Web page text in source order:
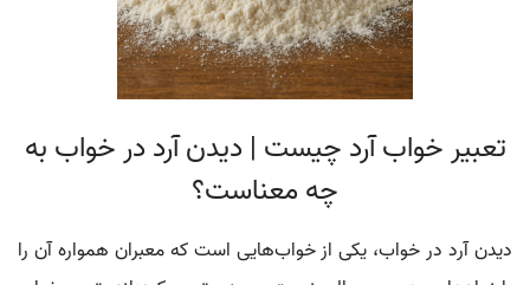
تعبیر خواب آرد چیست | دیدن آرد در خواب به
چه معناست؟
دیدن آرد در خواب، یکی از خواب‌هایی است که معبران همواره آن را